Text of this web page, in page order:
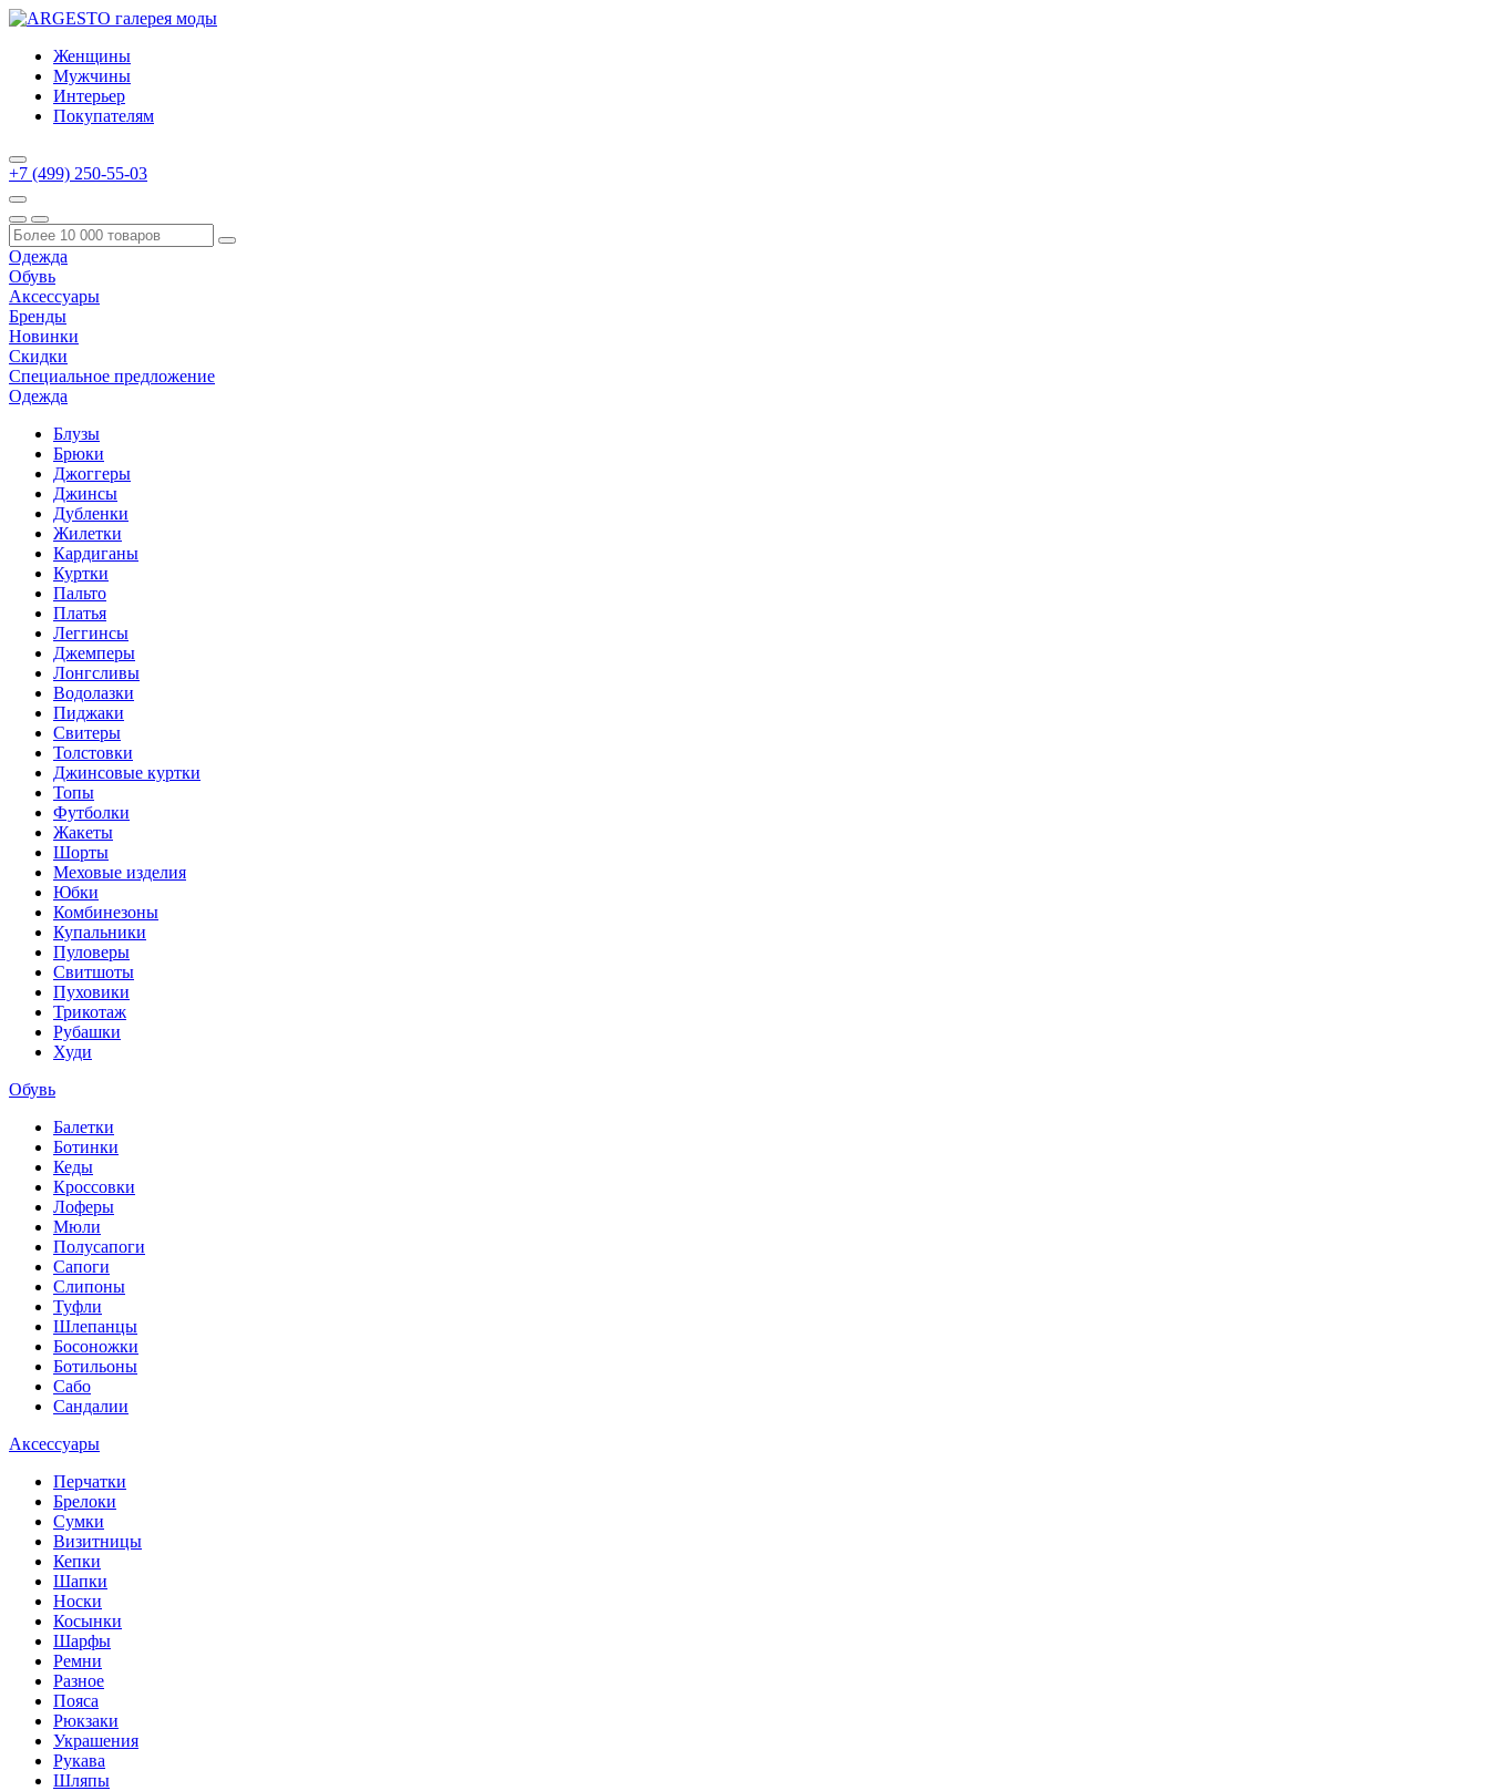
Женщины
Мужчины
Интерьер
Покупателям
+7 (499) 250-55-03
Одежда
Обувь
Аксессуары
Бренды
Новинки
Скидки
Специальное предложение
Одежда
Блузы
Брюки
Джоггеры
Джинсы
Дубленки
Жилетки
Кардиганы
Куртки
Пальто
Платья
Леггинсы
Джемперы
Лонгсливы
Водолазки
Пиджаки
Свитеры
Толстовки
Джинсовые куртки
Топы
Футболки
Жакеты
Шорты
Меховые изделия
Юбки
Комбинезоны
Купальники
Пуловеры
Свитшоты
Пуховики
Трикотаж
Рубашки
Худи
Обувь
Балетки
Ботинки
Кеды
Кроссовки
Лоферы
Мюли
Полусапоги
Сапоги
Слипоны
Туфли
Шлепанцы
Босоножки
Ботильоны
Сабо
Сандалии
Аксессуары
Перчатки
Брелоки
Сумки
Визитницы
Кепки
Шапки
Носки
Косынки
Шарфы
Ремни
Разное
Пояса
Рюкзаки
Украшения
Рукава
Шляпы